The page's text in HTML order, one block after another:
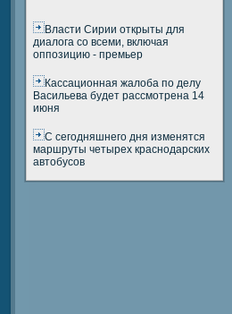
Власти Сирии открыты для
диалога со всеми, включая
оппозицию - премьер
Кассационная жалоба по делу
Васильева будет рассмотрена 14
июня
С сегодняшнего дня изменятся
маршруты четырех краснодарских
автобусов